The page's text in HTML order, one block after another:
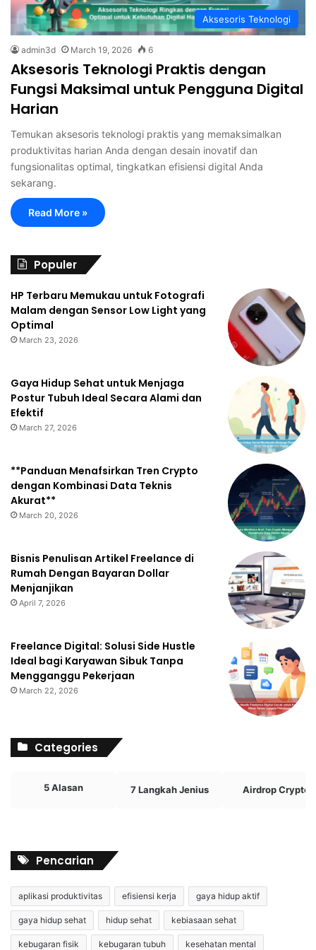
Aksesoris Teknologi
admin3d March 19, 2026 6
Aksesoris Teknologi Praktis dengan
Fungsi Maksimal untuk Pengguna Digital
Harian
Temukan aksesoris teknologi praktis yang memaksimalkan
produktivitas harian Anda dengan desain inovatif dan
fungsionalitas optimal, tingkatkan efisiensi digital Anda
sekarang.
Read More »
Populer
HP Terbaru Memukau untuk Fotografi
Malam dengan Sensor Low Light yang
Optimal
March 23, 2026
Gaya Hidup Sehat untuk Menjaga
Postur Tubuh Ideal Secara Alami dan
Efektif
March 27, 2026
**Panduan Menafsirkan Tren Crypto
dengan Kombinasi Data Teknis
Akurat**
March 20, 2026
Bisnis Penulisan Artikel Freelance di
Rumah Dengan Bayaran Dollar
Menjanjikan
April 7, 2026
Freelance Digital: Solusi Side Hustle
Ideal bagi Karyawan Sibuk Tanpa
Mengganggu Pekerjaan
March 22, 2026
Categories
5 Alasan 7 Langkah Jenius Airdrop Crypto
Pencarian
aplikasi produktivitas efisiensi kerja gaya hidup aktif
gaya hidup sehat hidup sehat kebiasaan sehat
kebugaran fisik kebugaran tubuh kesehatan mental